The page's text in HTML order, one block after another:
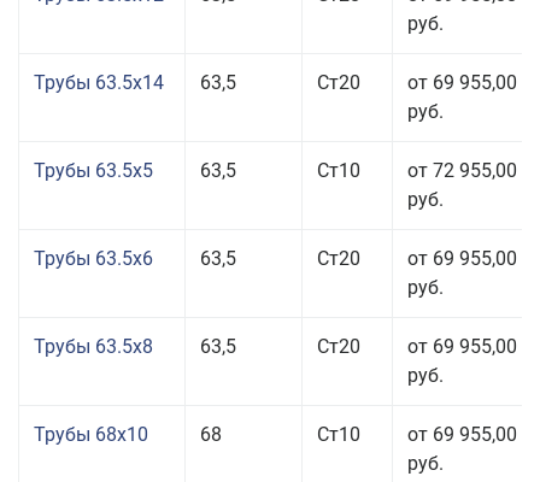
руб.
Трубы 63.5x14 63,5 Ст20
от 69 955,00
руб.
Трубы 63.5x5 63,5 Ст10
от 72 955,00
руб.
Трубы 63.5x6 63,5 Ст20
от 69 955,00
руб.
Трубы 63.5x8 63,5 Ст20
от 69 955,00
руб.
Трубы 68x10 68 Ст10
от 69 955,00
руб.